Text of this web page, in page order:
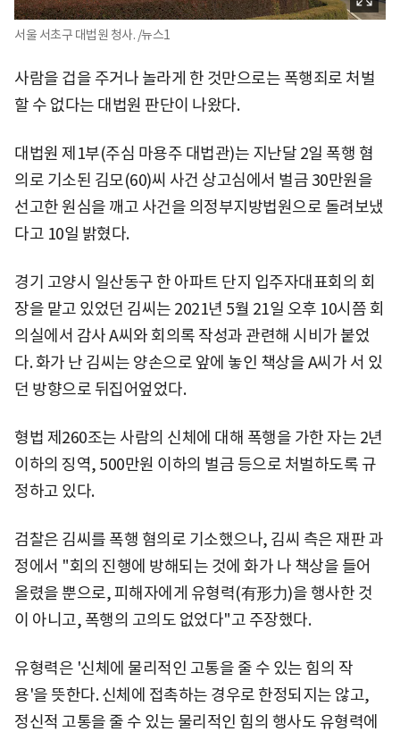
서울 서초구 대법원 청사. /뉴스1
사람을 겁을 주거나 놀라게 한 것만으로는 폭행죄로 처벌
할 수 없다는 대법원 판단이 나왔다.
대법원 제1부(주심 마용주 대법관)는 지난달 2일 폭행 혐
의로 기소된 김모(60)씨 사건 상고심에서 벌금 30만원을
선고한 원심을 깨고 사건을 의정부지방법원으로 돌려보냈
다고 10일 밝혔다.
경기 고양시 일산동구 한 아파트 단지 입주자대표회의 회
장을 맡고 있었던 김씨는 2021년 5월 21일 오후 10시쯤 회
의실에서 감사 A씨와 회의록 작성과 관련해 시비가 붙었
다. 화가 난 김씨는 양손으로 앞에 놓인 책상을 A씨가 서 있
던 방향으로 뒤집어엎었다.
형법 제260조는 사람의 신체에 대해 폭행을 가한 자는 2년
이하의 징역, 500만원 이하의 벌금 등으로 처벌하도록 규
정하고 있다.
검찰은 김씨를 폭행 혐의로 기소했으나, 김씨 측은 재판 과
정에서 "회의 진행에 방해되는 것에 화가 나 책상을 들어
올렸을 뿐으로, 피해자에게 유형력(有形力)을 행사한 것
이 아니고, 폭행의 고의도 없었다"고 주장했다.
유형력은 '신체에 물리적인 고통을 줄 수 있는 힘의 작
용'을 뜻한다. 신체에 접촉하는 경우로 한정되지는 않고,
정신적 고통을 줄 수 있는 물리적인 힘의 행사도 유형력에